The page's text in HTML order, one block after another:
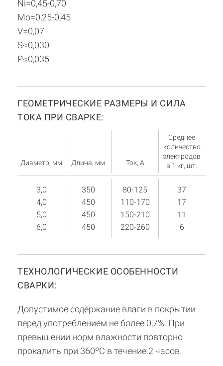
Ni=0,45-0,70
Mo=0,25-0,45
V=0,07
S≤0,030
P≤0,035
ГЕОМЕТРИЧЕСКИЕ РАЗМЕРЫ И СИЛА
ТОКА ПРИ СВАРКЕ:
Диаметр, мм Длина, мм Ток, А
Среднее
количество
электродов
в 1 кг, шт.
3,0
4,0
5,0
6,0
350
450
450
450
80-125
110-170
150-210
220-260
37
17
11
6
ТЕХНОЛОГИЧЕСКИЕ ОСОБЕННОСТИ
СВАРКИ:
Допустимое содержание влаги в покрытии
перед употреблением не более 0,7%. При
превышении норм влажности повторно
прокалить при 360ºC в течение 2 часов.